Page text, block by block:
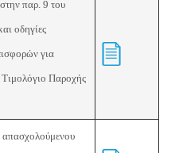
παρ. 9 του
οδηγίες
για
Τιμολόγιο Παροχής